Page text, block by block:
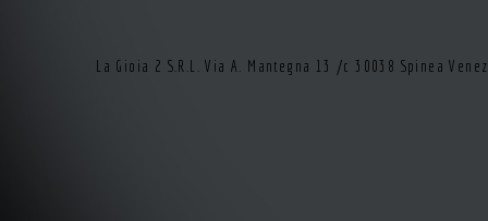
La Gioia 2 S.R.L. Via A. Mantegna 13 /c 30038 Spinea